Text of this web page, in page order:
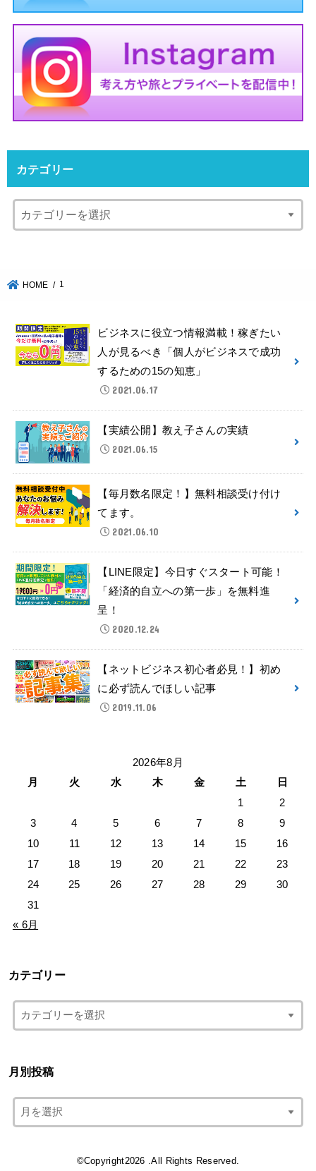
カテゴリー
HOME 1
ビジネスに役立つ情報満載！稼ぎたい
人が見るべき「個人がビジネスで成功
するための15の知恵」
2021.06.17
【実績公開】教え子さんの実績
2021.06.15
【毎月数名限定！】無料相談受け付け
てます。
2021.06.10
【LINE限定】今日すぐスタート可能！
「経済的自立への第一歩」を無料進
呈！
2020.12.24
【ネットビジネス初心者必見！】初め
に必ず読んでほしい記事
2019.11.06
2026年8月
月
火 水 木 金 土
日
1
2
3
4 5 6 7 8
9
10
11 12 13 14 15
16
17
18 19 20 21 22
23
24
25 26 27 28 29
30
31
« 6月
カテゴリー
月別投稿
©Copyright2026 .All Rights Reserved.